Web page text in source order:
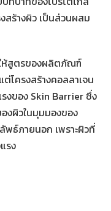
สร้างผิว เป็นส่วนผสม
ห้สูตรของผลิตภัณฑ์
โครงสร้างคอลลาเจน
งของ Skin Barrier ซึ่ง
งผิวในมุมมองของ
พธ์ภายนอก เพราะผิวที่
รง